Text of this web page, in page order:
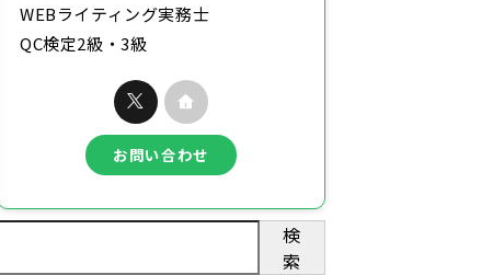
WEBライティング実務士
QC検定2級・3級
お問い合わせ
検
索